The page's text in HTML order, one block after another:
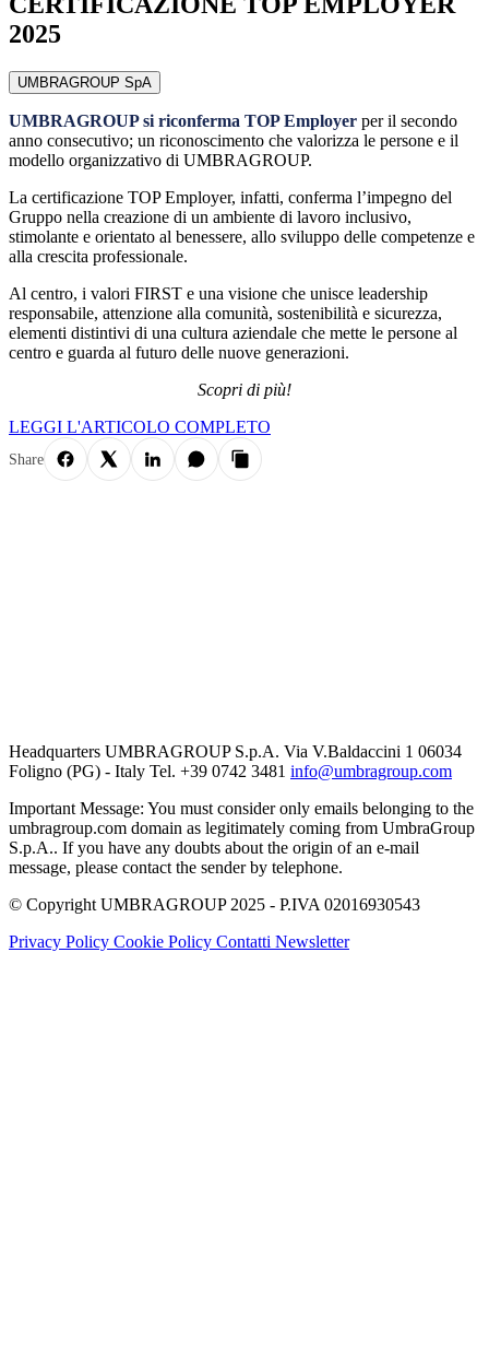
2025
UMBRAGROUP SpA
UMBRAGROUP si riconferma TOP Employer per il secondo
anno consecutivo; un riconoscimento che valorizza le persone e il
modello organizzativo di UMBRAGROUP.
La certificazione TOP Employer, infatti, conferma l’impegno del
Gruppo nella creazione di un ambiente di lavoro inclusivo,
stimolante e orientato al benessere, allo sviluppo delle competenze e
alla crescita professionale.
Al centro, i valori FIRST e una visione che unisce leadership
responsabile, attenzione alla comunità, sostenibilità e sicurezza,
elementi distintivi di una cultura aziendale che mette le persone al
centro e guarda al futuro delle nuove generazioni.
Scopri di più!
LEGGI L'ARTICOLO COMPLETO
Share
Headquarters UMBRAGROUP S.p.A. Via V.Baldaccini 1 06034
Foligno (PG) - Italy Tel. +39 0742 3481 info@umbragroup.com
Important Message: You must consider only emails belonging to the
umbragroup.com domain as legitimately coming from UmbraGroup
S.p.A.. If you have any doubts about the origin of an e-mail
message, please contact the sender by telephone.
© Copyright UMBRAGROUP 2025 - P.IVA 02016930543
Privacy Policy Cookie Policy Contatti Newsletter